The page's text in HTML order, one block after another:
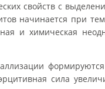
свойств с
начинается при
и химическая
сила